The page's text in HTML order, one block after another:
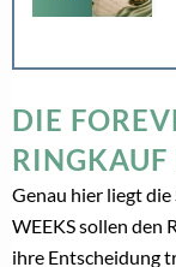
DIE
Genau hier liegt die
WEEKS sollen den
ihre Entscheidung